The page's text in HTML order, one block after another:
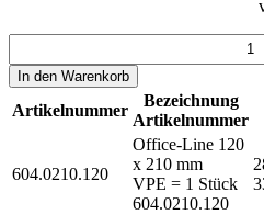
In den Warenkorb
Artikelnummer
Bezeichnung
Artikelnummer
604.0210.120
Office-Line 120
x 210 mm
VPE = 1 Stück
604.0210.120